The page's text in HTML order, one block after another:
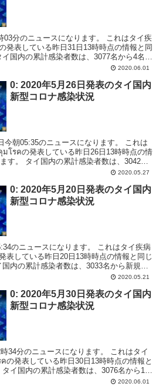
03分のニュースになります。 これはタイ疾
表している昨日31日13時時点の情報と同
国内の累計感染者数は、3077名から4名増
2020.06.01
0: 2020年5月26日発表のタイ国内
新型コロナ感染状況
今朝05:35のニュースになります。 これは
โรคの発表している昨日26日13時時点の情
す。 タイ国内の累計感染者数は、3042名
2020.05.27
0: 2020年5月20日発表のタイ国内
新型コロナ感染状況
のニュースになります。 これはタイ疾病
している昨日20日13時時点の情報と同じ
内の累計感染者数は、3033名から新規感
2020.05.21
0: 2020年5月30日発表のタイ国内
新型コロナ感染状況
34分のニュースになります。 これはタイ
発表している昨日30日13時時点の情報と
イ国内の累計感染者数は、3076名から1名
2020.06.01